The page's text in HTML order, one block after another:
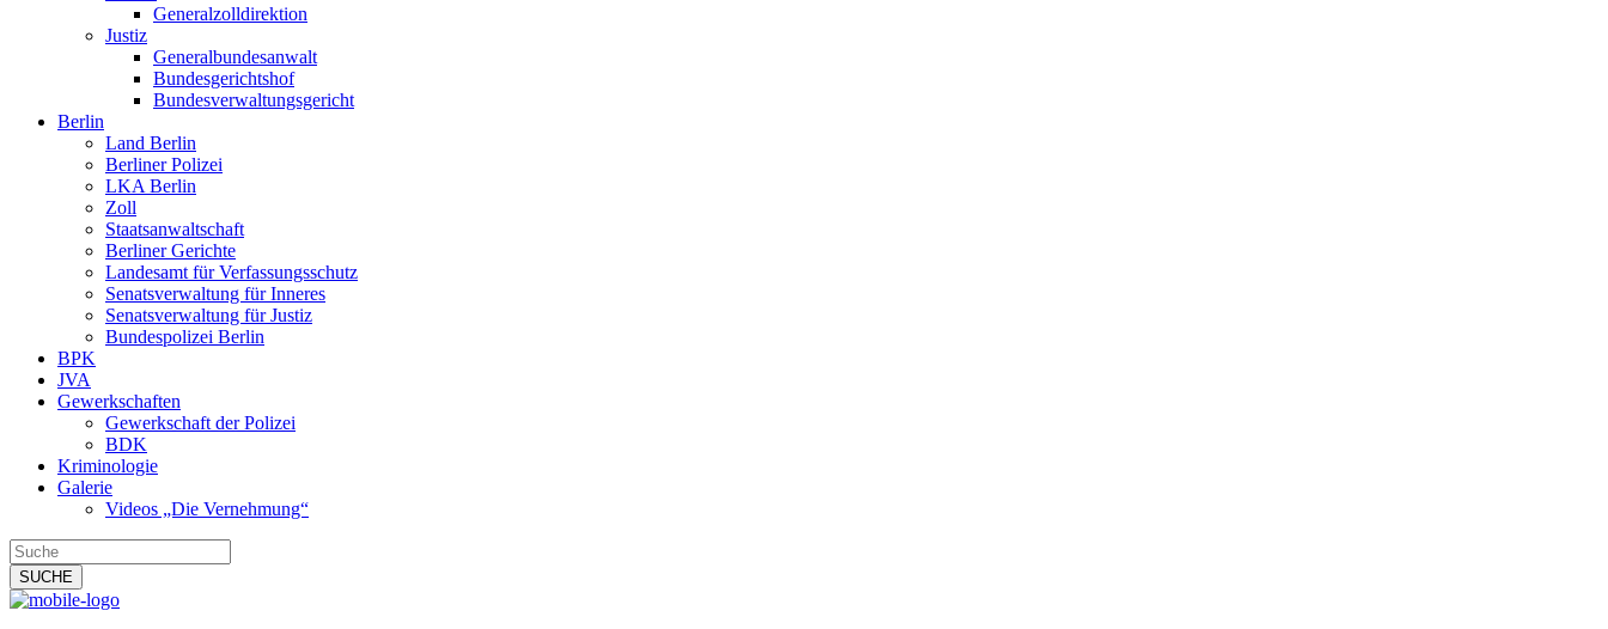
Generalzolldirektion
Justiz
Generalbundesanwalt
Bundesgerichtshof
Bundesverwaltungsgericht
Berlin
Land Berlin
Berliner Polizei
LKA Berlin
Zoll
Staatsanwaltschaft
Berliner Gerichte
Landesamt für Verfassungsschutz
Senatsverwaltung für Inneres
Senatsverwaltung für Justiz
Bundespolizei Berlin
BPK
JVA
Gewerkschaften
Gewerkschaft der Polizei
BDK
Kriminologie
Galerie
Videos „Die Vernehmung“